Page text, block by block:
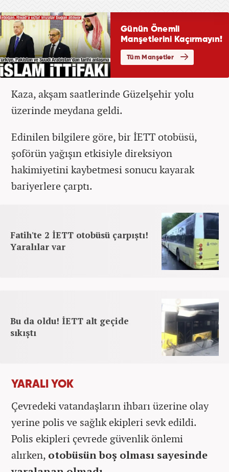
Kaza, akşam saatlerinde Güzelşehir yolu
üzerinde meydana geldi.
Edinilen bilgilere göre, bir İETT otobüsü,
şoförün yağışın etkisiyle direksiyon
hakimiyetini kaybetmesi sonucu kayarak
bariyerlere çarptı.
Fatih'te 2 İETT otobüsü çarpıştı!
Yaralılar var
Bu da oldu! İETT alt geçide
sıkıştı
YARALI YOK
Çevredeki vatandaşların ihbarı üzerine olay
yerine polis ve sağlık ekipleri sevk edildi.
Polis ekipleri çevrede güvenlik önlemi
alırken, otobüsün boş olması sayesinde